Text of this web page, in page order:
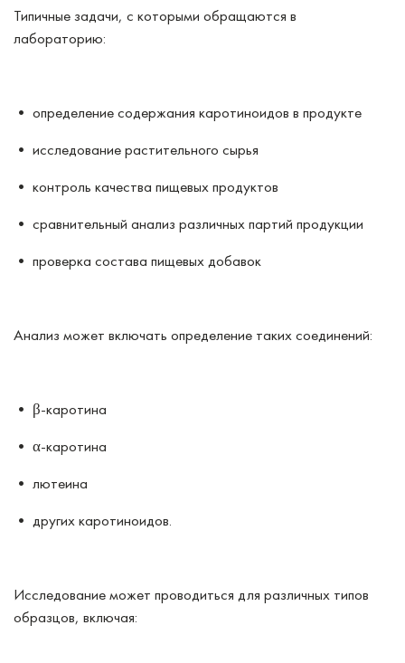
Типичные задачи, с которыми обращаются в
лабораторию:
• определение содержания каротиноидов в продукте
• исследование растительного сырья
• контроль качества пищевых продуктов
• сравнительный анализ различных партий продукции
• проверка состава пищевых добавок
Анализ может включать определение таких соединений:
• β-каротина
• α-каротина
• лютеина
• других каротиноидов.
Исследование может проводиться для различных типов
образцов, включая: